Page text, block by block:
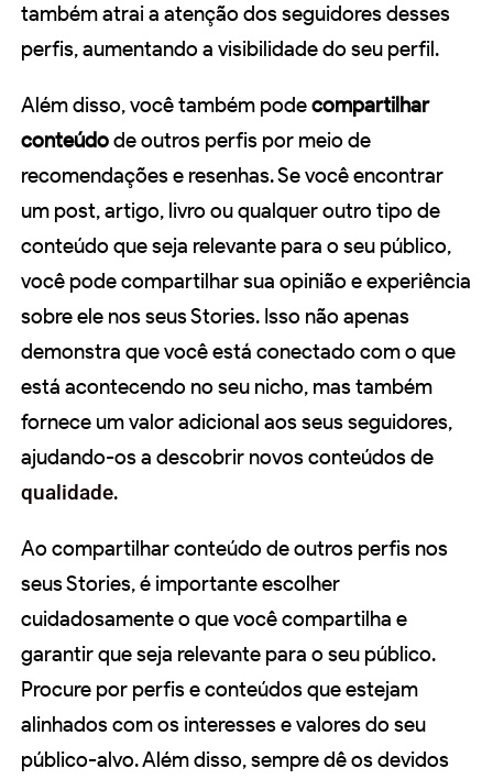
também atrai a atenção dos seguidores desses
perfis, aumentando a visibilidade do seu perfil.
Além disso, você também podecompartilhar
conteúdode outros perfis por meio de
recomendações e resenhas. Se você encontrar
um post, artigo, livro ou qualquer outro tipo de
conteúdo que seja relevante para o seu público,
você pode compartilhar sua opinião e experiência
sobre ele nos seus Stories. Isso não apenas
demonstra que você está conectado com o que
está acontecendo no seu nicho, mas também
fornece um valor adicional aos seus seguidores,
ajudando-os a descobrir novos conteúdos de
qualidade.
Ao compartilhar conteúdo de outros perfis nos
seus Stories, é importante escolher
cuidadosamente o que você compartilha e
garantir que seja relevante para o seu público.
Procure por perfis e conteúdos que estejam
alinhados com os interesses e valores do seu
público-alvo. Além disso, sempre dê os devidos